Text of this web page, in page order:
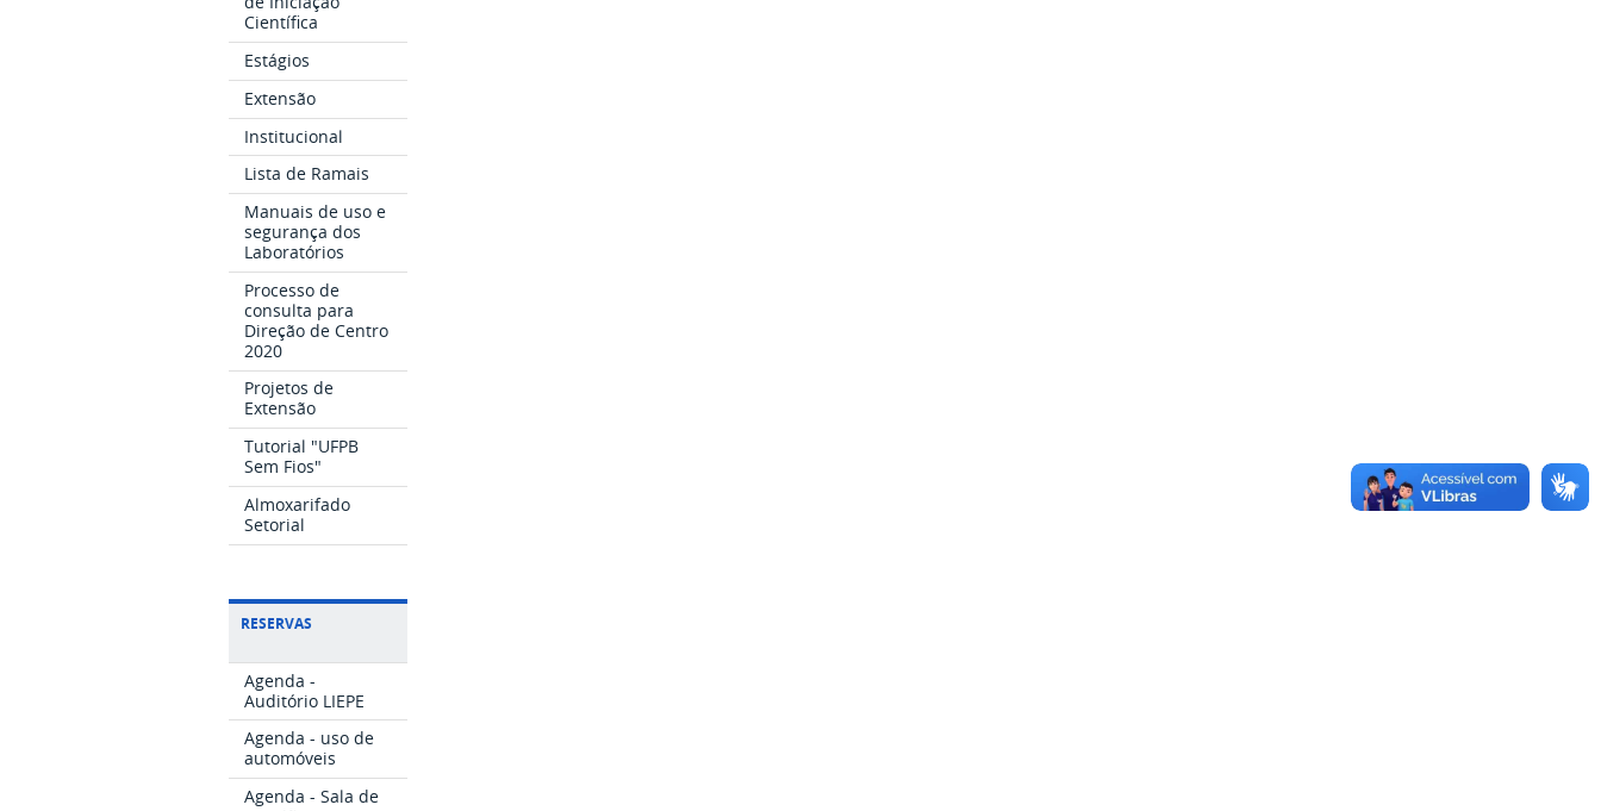
Científica
Estágios
Extensão
Institucional
Lista de Ramais
Manuais de uso e
segurança dos
Laboratórios
Processo de
consulta para
Direção de Centro
2020
Projetos de
Extensão
Tutorial "UFPB
Sem Fios"
Almoxarifado
Setorial
RESERVAS
Agenda -
Auditório LIEPE
Agenda - uso de
automóveis
Agenda - Sala de